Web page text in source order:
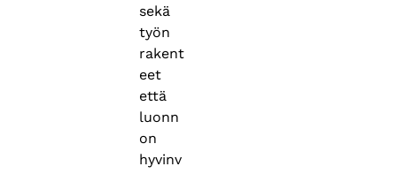
sekä
työn
rakent
eet
että
luonn
on
hyvinv